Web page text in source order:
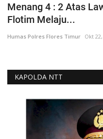
Menang 4 : 2 Atas
Flotim Melaju...
Humas Polres Flores Timur Okt
KAPOLDA NTT